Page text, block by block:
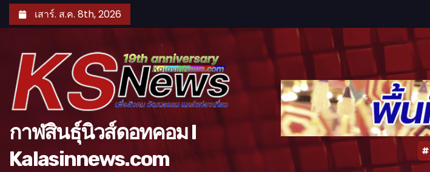
k
เสาร์. ส.ค. 8th, 2026
กาฬสินธุ์นิวส์ดอทคอม l
Kalasinnews.com